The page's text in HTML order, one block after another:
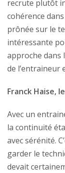
recrute plutôt
cohérence
prônée sur le
intéressante
approche dans
de l’entraineur
Franck Haise,
Avec un
la continuité
avec sérénité.
garder le
devait